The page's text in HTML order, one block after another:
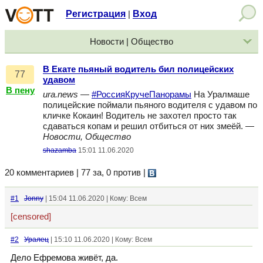
Регистрация Вход
Новости | Общество
77
В пену
В Екате пьяный водитель бил полицейских
удавом
ura.news — #РоссияКручеПанорамы На Уралмаше
полицейские поймали пьяного водителя с удавом по
кличке Кокаин! Водитель не захотел просто так
сдаваться копам и решил отбиться от них змеёй. —
Новости, Общество
shazamba 15:01 11.06.2020
20 комментариев | 77 за, 0 против
#1 Jonny | 15:04 11.06.2020 | Кому: Всем
[censored]
#2 Уралец | 15:10 11.06.2020 | Кому: Всем
Дело Ефремова живёт, да.